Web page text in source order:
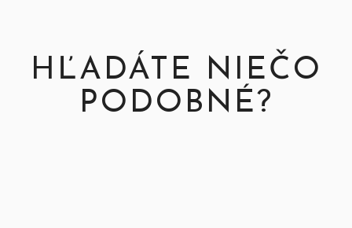
HĽADÁTE NIEČO
PODOBNÉ?